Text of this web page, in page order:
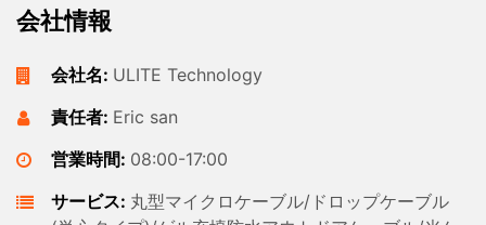
会社情報
会社名: ULITE Technology
責任者: Eric san
営業時間: 08:00-17:00
サービス: 丸型マイクロケーブル/ドロップケーブル